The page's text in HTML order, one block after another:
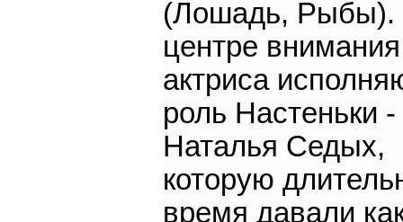
(Лошадь, Рыбы).
центре внимания
актриса
роль Настеньки -
Наталья Седых,
которую
время давали